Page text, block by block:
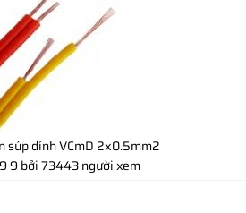
súp dính VCmD 2x0.5mm2
9bởi 73443 người xem